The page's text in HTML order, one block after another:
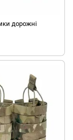
дорожні